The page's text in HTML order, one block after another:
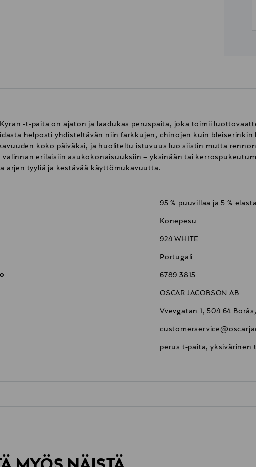
-t-paita on ajaton ja laadukas peruspaita, joka toimii
helposti yhdisteltävän niin farkkujen, chinojen kuin
koko päiväksi, ja huoliteltu istuvuus luo siistin mutta
valinnan erilaisiin asukokonaisuuksiin – yksinään tai
arjen tyyliä ja kestävää käyttömukavuutta.
95 % puuvillaa ja 5 %
Konepesu
924 WHITE
Portugali
6789 3815
OSCAR JACOBSON AB
Vvevgatan 1, 504 64
perus t-paita, yksivärinen